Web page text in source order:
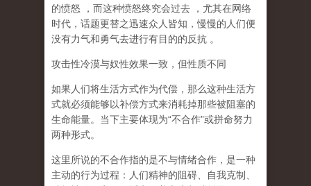
的愤怒
，而这种愤怒终究会过去
，尤其在网络
时代，话题更替之迅速众人皆知，慢慢的人们便
没有力气和勇气去进行有目的的反抗 。
攻击性冷漠与奴性效果一致，但性质不同
如果人们将生活方式作为代偿，那么这种生活方
式就必须能够以补偿方式来消耗掉那些被阻塞的
生命能量。当下主要体现为“不合作”或拼命努力
两种形式。
这里所说的不合作指的是不与情绪合作 ，是一种
主动的行为过程：人们精神的阻碍、自我克制、